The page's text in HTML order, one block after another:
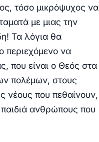
τόσο μικρόψυχος να
με μιας την
Τα λόγια θα
περιεχόμενο να
που είναι ο Θεός στα
πολέμων, στους
νέους που πεθαίνουν,
ανθρώπους που